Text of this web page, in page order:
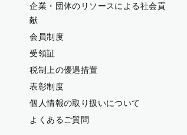
企業・団体のリソースによる社会貢
献
会員制度
受領証
税制上の優遇措置
表彰制度
個人情報の取り扱いについて
よくあるご質問